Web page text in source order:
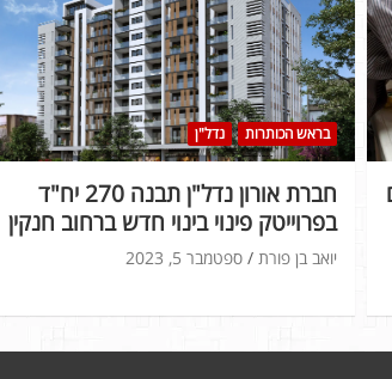
בראש הכותרות נדל"ן
חברת אורון נדל"ן תבנה 270 יח"ד
בפרוייטק פינוי בינוי חדש ברחוב חנקין
ספטמבר 5, 2023 יואב בן פורת